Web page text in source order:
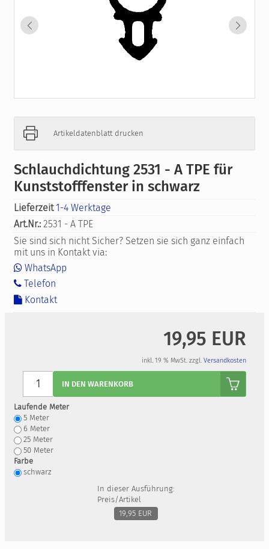
Artikeldatenblatt drucken
Schlauchdichtung 2531 - A TPE für
Kunststofffenster in schwarz
Lieferzeit 1-4 Werktage
Art.Nr.: 2531 - A TPE
Sie sind sich nicht Sicher? Setzen sie sich ganz einfach
mit uns in Kontakt via:
WhatsApp
Telefon
Kontakt
19,95 EUR
inkl. 19 % MwSt. zzgl. Versandkosten
IN DEN WARENKORB
Laufende Meter
5 Meter
6 Meter
25 Meter
50 Meter
Farbe
schwarz
In dieser Ausführung:
Preis/Artikel
19,95 EUR